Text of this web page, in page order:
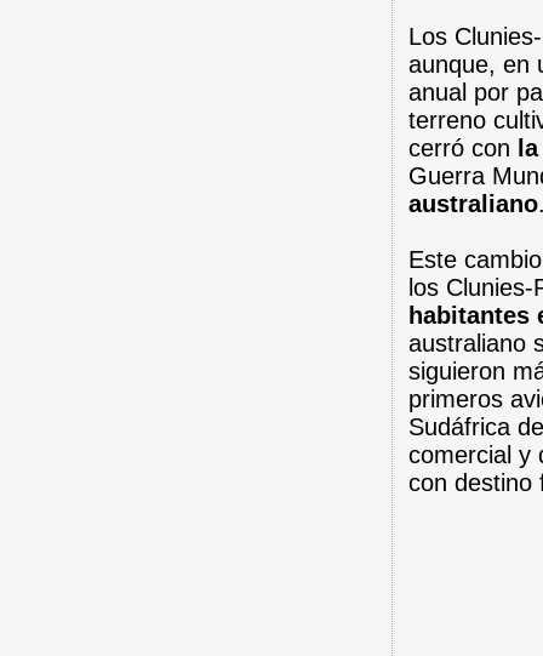
Los
aunque, en
anual por
terreno
cerró con
Guerra
australiano
Este
los
habitantes
australiano
siguieron
primeros
Sudáfrica
comercial y
con destino